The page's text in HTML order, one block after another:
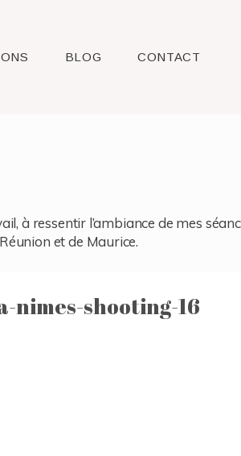
BLOG CONTACT
à ressentir l’ambiance de mes
et de Maurice.
shooting-16